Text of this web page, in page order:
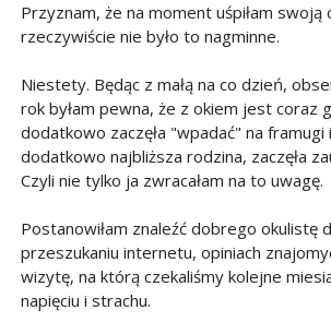
Przyznam, że na moment uśpiłam swoją
rzeczywiście nie było to nagminne.
Niestety. Będąc z małą na co dzień,
rok byłam pewna, że z okiem jest coraz
dodatkowo zaczęła "wpadać" na framugi
dodatkowo najbliższa rodzina, zaczęła
Czyli nie tylko ja zwracałam na to uwagę.
Postanowiłam znaleźć dobrego okulistę
przeszukaniu internetu, opiniach
wizytę, na którą czekaliśmy kolejne
napięciu i strachu.